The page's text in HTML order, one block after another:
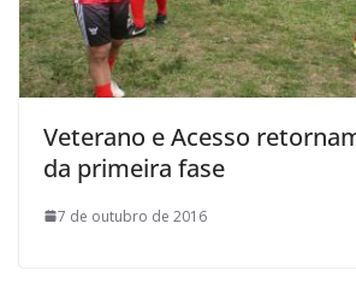
Veterano e Acesso
da primeira fase
7 de outubro de 2016